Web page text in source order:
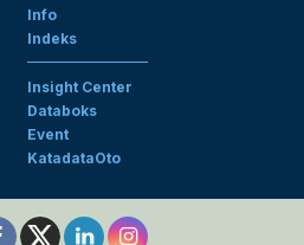
Info
Indeks
Insight Center
Databoks
Event
KatadataOto